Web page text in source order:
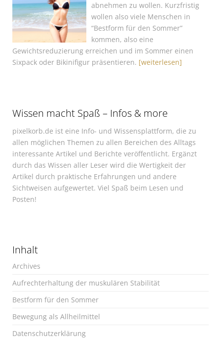
abnehmen zu wollen. Kurzfristig
wollen also viele Menschen in
“Bestform für den Sommer”
kommen, also eine
Gewichtsreduzierung erreichen und im Sommer einen
Sixpack oder Bikinifigur präsentieren. [weiterlesen]
Wissen macht Spaß – Infos & more
pixelkorb.de ist eine Info- und Wissensplattform, die zu
allen möglichen Themen zu allen Bereichen des Alltags
interessante Artikel und Berichte veröffentlicht. Ergänzt
durch das Wissen aller Leser wird die Wertigkeit der
Artikel durch praktische Erfahrungen und andere
Sichtweisen aufgewertet. Viel Spaß beim Lesen und
Posten!
Inhalt
Archives
Aufrechterhaltung der muskulären Stabilität
Bestform für den Sommer
Bewegung als Allheilmittel
Datenschutzerklärung